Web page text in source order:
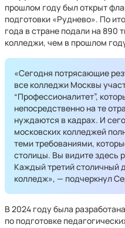
прошлом году был открыт
подготовки «Руднево». По
года в стране подали на 890
колледжи, чем в прошлом
«Сегодня потрясающие
все колледжи Москвы
“Профессионалитет”,
непосредственно на те
нуждаются в кадрах. И
московских колледжей
теми требованиями,
столицы. Вы видите здесь
Каждый третий столичный
колледж», — подчеркнул
В 2024 году была
по подготовке